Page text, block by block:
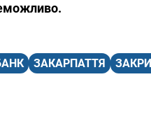
ЗАКАРПАТТЯ